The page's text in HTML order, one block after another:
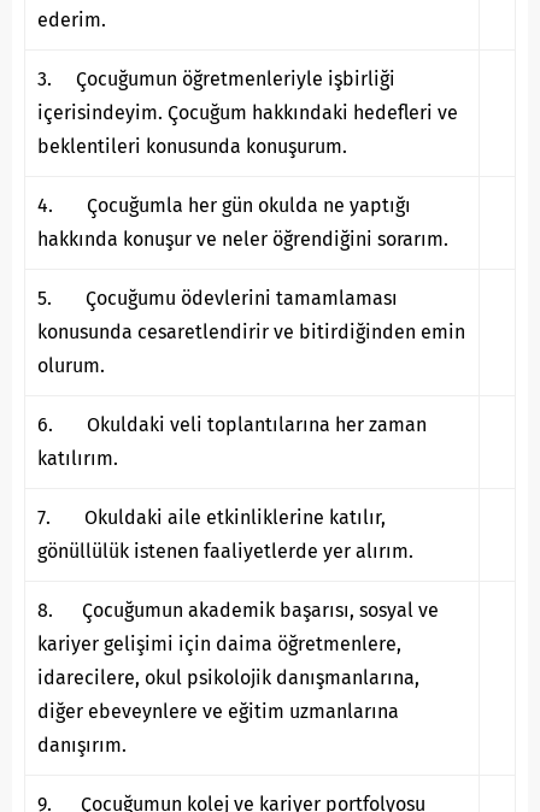
ederim.
3. Çocuğumun öğretmenleriyle işbirliği
içerisindeyim. Çocuğum hakkındaki hedefleri ve
beklentileri konusunda konuşurum.
4. Çocuğumla her gün okulda ne yaptığı
hakkında konuşur ve neler öğrendiğini sorarım.
5. Çocuğumu ödevlerini tamamlaması
konusunda cesaretlendirir ve bitirdiğinden emin
olurum.
6. Okuldaki veli toplantılarına her zaman
katılırım.
7. Okuldaki aile etkinliklerine katılır,
gönüllülük istenen faaliyetlerde yer alırım.
8. Çocuğumun akademik başarısı, sosyal ve
kariyer gelişimi için daima öğretmenlere,
idarecilere, okul psikolojik danışmanlarına,
diğer ebeveynlere ve eğitim uzmanlarına
danışırım.
9. Çocuğumun kolej ve kariyer portfolyosu